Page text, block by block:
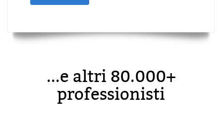
...e altri 80.000+
professionisti